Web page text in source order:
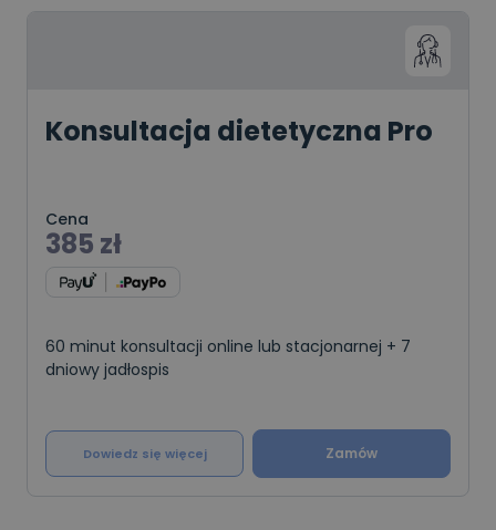
Konsultacja dietetyczna Pro
Cena
385 zł
60 minut konsultacji online lub stacjonarnej + 7
dniowy jadłospis
Dowiedz się więcej Zamów